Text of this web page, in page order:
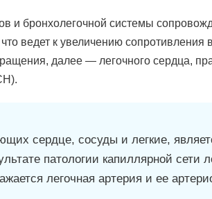
и бронхолегочной системы
ведет к увеличению сопротивления
далее — легочного сердца,
сердце, сосуды и легкие,
патологии капиллярной сети
легочная артерия и ее